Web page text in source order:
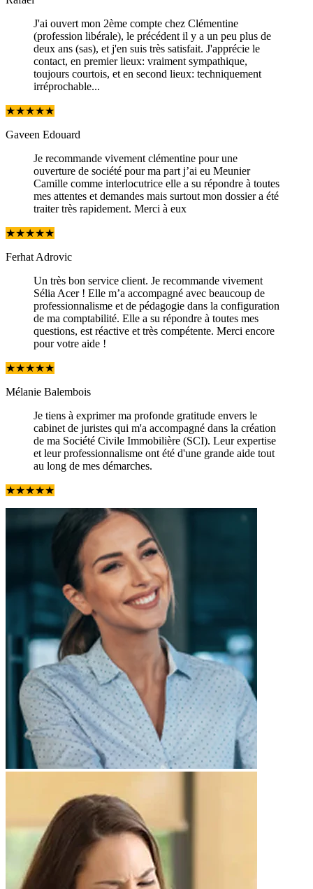
J'ai ouvert mon 2ème compte chez Clémentine
(profession libérale), le précédent il y a un peu plus de
deux ans (sas), et j'en suis très satisfait. J'apprécie le
contact, en premier lieux: vraiment sympathique,
toujours courtois, et en second lieux: techniquement
irréprochable...
★★★★★
Gaveen Edouard
Je recommande vivement clémentine pour une
ouverture de société pour ma part j’ai eu Meunier
Camille comme interlocutrice elle a su répondre à toutes
mes attentes et demandes mais surtout mon dossier a été
traiter très rapidement. Merci à eux
★★★★★
Ferhat Adrovic
Un très bon service client. Je recommande vivement
Sélia Acer ! Elle m’a accompagné avec beaucoup de
professionnalisme et de pédagogie dans la configuration
de ma comptabilité. Elle a su répondre à toutes mes
questions, est réactive et très compétente. Merci encore
pour votre aide !
★★★★★
Mélanie Balembois
Je tiens à exprimer ma profonde gratitude envers le
cabinet de juristes qui m'a accompagné dans la création
de ma Société Civile Immobilière (SCI). Leur expertise
et leur professionnalisme ont été d'une grande aide tout
au long de mes démarches.
★★★★★